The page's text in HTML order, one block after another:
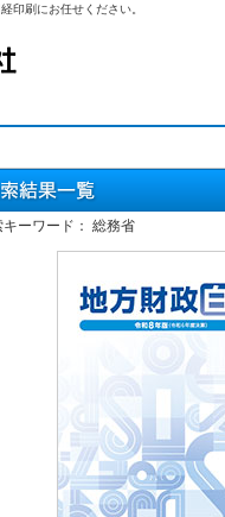
印刷にお任せください。
キーワード： 総務省